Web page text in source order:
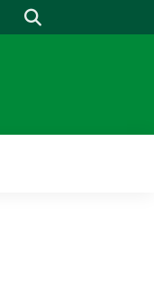
Suche